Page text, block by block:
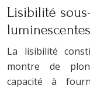
Lisibilité
luminescentes
La lisibilité
montre de
capacité à